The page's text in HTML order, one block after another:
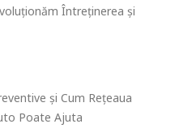
Întreținerea și
și Cum Rețeaua
Poate Ajuta